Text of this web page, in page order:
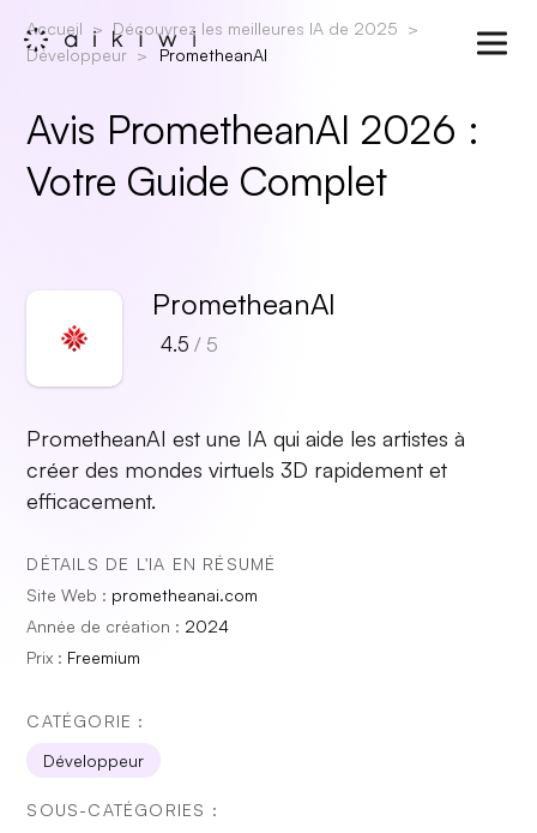
Accueil
Découvrez les meilleures IA de 2025
Développeur
PrometheanAI
Avis PrometheanAI 2026 :
Votre Guide Complet
PrometheanAI
4.5 / 5
PrometheanAI est une IA qui aide les artistes à
créer des mondes virtuels 3D rapidement et
efficacement.
DÉTAILS DE L'IA EN RÉSUMÉ
Site Web : prometheanai.com
Année de création : 2024
Prix : Freemium
CATÉGORIE :
Développeur
SOUS-CATÉGORIES :